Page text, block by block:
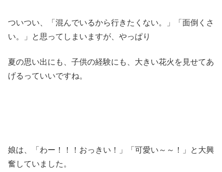
ついつい、「混んでいるから行きたくない。」「面倒くさ
い。」と思ってしまいますが、やっぱり
夏の思い出にも、子供の経験にも、大きい花火を見せてあ
げるっていいですね。
娘は、「わー！！！おっきい！」「可愛い～～！」と大興
奮していました。